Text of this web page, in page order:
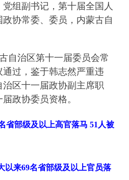
组副书记，第十届全国人
协常委、委员，内蒙古自
治区第十一届委员会常
过，鉴于韩志然严重违
区十一届政协副主席职
政协委员资格。
省部级及以上高官落马 51人被
以来69名省部级及以上官员落